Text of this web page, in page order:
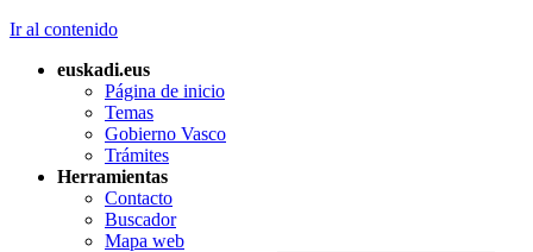
Ir al contenido
euskadi.eus
Página de inicio
Temas
Gobierno Vasco
Trámites
Herramientas
Contacto
Buscador
Mapa web